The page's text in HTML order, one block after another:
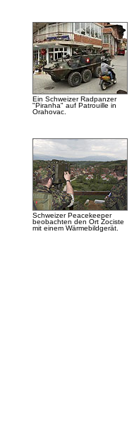
Ein Schweizer Radpanzer
"Piranha" auf Patrouille in
Orahovac.
Schweizer Peacekeeper
beobachten den Ort Zociste
mit einem Wärmebildgerät.